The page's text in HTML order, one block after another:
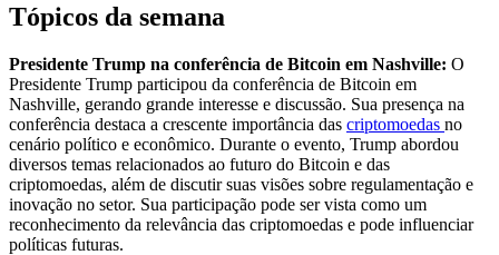
Tópicos da semana
Presidente Trump na conferência de Bitcoin em Nashville: O
Presidente Trump participou da conferência de Bitcoin em
Nashville, gerando grande interesse e discussão. Sua presença na
conferência destaca a crescente importância das criptomoedas no
cenário político e econômico. Durante o evento, Trump abordou
diversos temas relacionados ao futuro do Bitcoin e das
criptomoedas, além de discutir suas visões sobre regulamentação e
inovação no setor. Sua participação pode ser vista como um
reconhecimento da relevância das criptomoedas e pode influenciar
políticas futuras.